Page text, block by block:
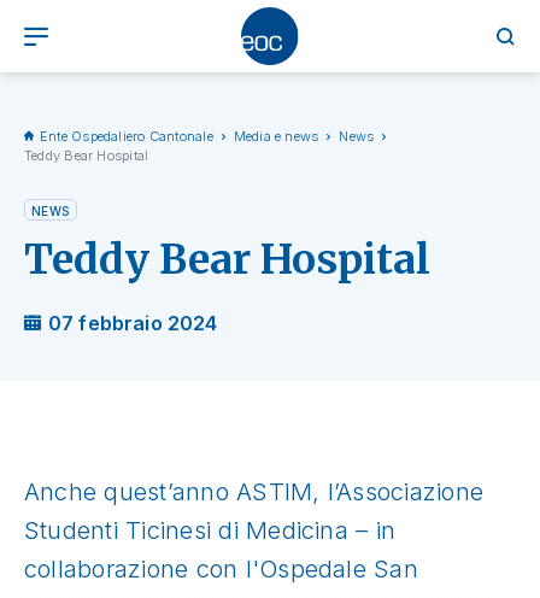
Ente Ospedaliero Cantonale Media e news
News
Teddy Bear Hospital
NEWS
Teddy Bear Hospital
07 febbraio 2024
Anche quest’anno ASTIM, l’Associazione
Studenti Ticinesi di Medicina – in
collaborazione con l'Ospedale San